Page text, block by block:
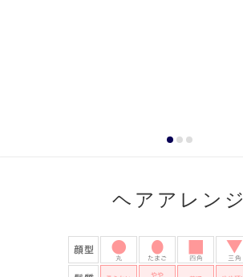
ヘアアレンジ